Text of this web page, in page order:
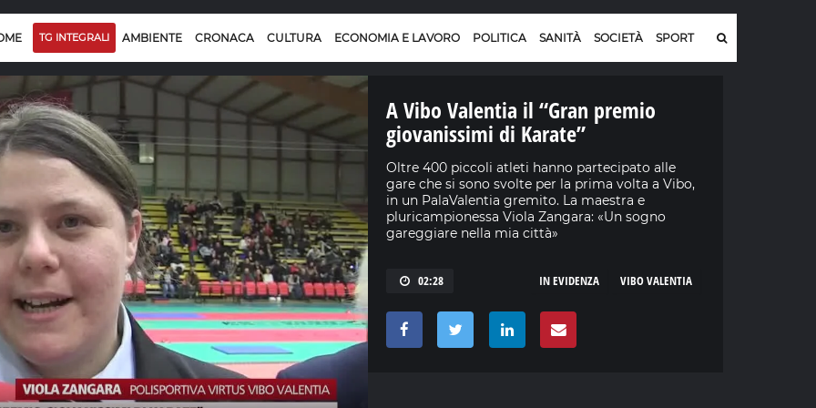
TG INTEGRALI AMBIENTE CRONACA CULTURA ECONOMIA E LAVORO POLITICA SANITÀ SOCIETÀ SPORT
A Vibo Valentia il “Gran premio
giovanissimi di Karate”
Oltre 400 piccoli atleti hanno partecipato alle
gare che si sono svolte per la prima volta a Vibo,
in un PalaValentia gremito. La maestra e
pluricampionessa Viola Zangara: «Un sogno
gareggiare nella mia città»
02:28 VIBO VALENTIA
IN EVIDENZA